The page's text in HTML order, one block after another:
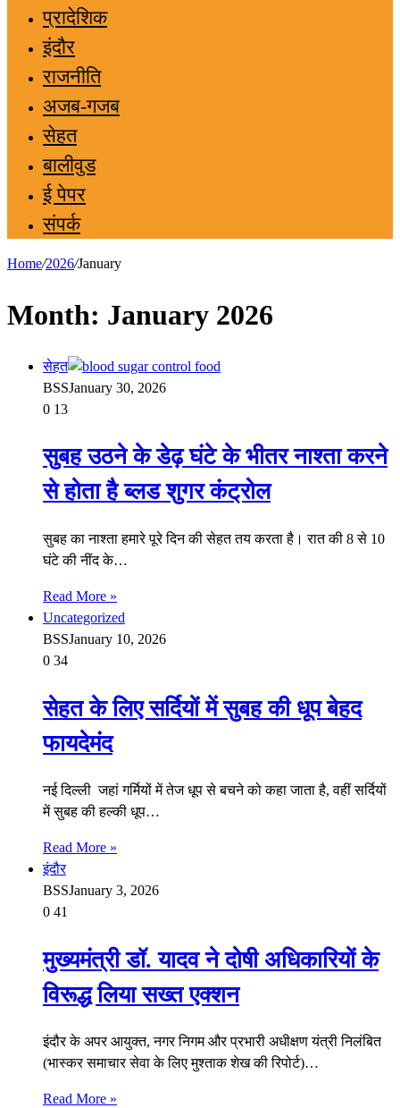
प्रादेशिक
इंदौर
राजनीति
अजब-गजब
सेहत
बालीवुड
ई पेपर
संपर्क
Home/2026/January
Month: January 2026
सेहत
BSSJanuary 30, 2026
0 13
सुबह उठने के डेढ़ घंटे के भीतर नाश्ता करने
से होता है ब्लड शुगर कंट्रोल
सुबह का नाश्ता हमारे पूरे दिन की सेहत तय करता है। रात की 8 से 10
घंटे की नींद के…
Read More »
Uncategorized
BSSJanuary 10, 2026
0 34
सेहत के लिए सर्दियों में सुबह की धूप बेहद
फायदेमंद
नई दिल्ली जहां गर्मियों में तेज धूप से बचने को कहा जाता है, वहीं सर्दियों
में सुबह की हल्की धूप…
Read More »
इंदौर
BSSJanuary 3, 2026
0 41
मुख्यमंत्री डॉ. यादव ने दोषी अधिकारियों के
विरूद्ध लिया सख्त एक्शन
इंदौर के अपर आयुक्त, नगर निगम और प्रभारी अधीक्षण यंत्री निलंबित
(भास्कर समाचार सेवा के लिए मुश्ताक शेख की रिपोर्ट)…
Read More »